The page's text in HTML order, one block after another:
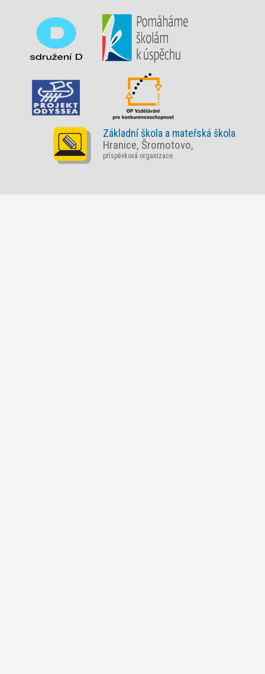
Základní škola a mateřská škola
Hranice, Šromotovo,
příspěvková organizace